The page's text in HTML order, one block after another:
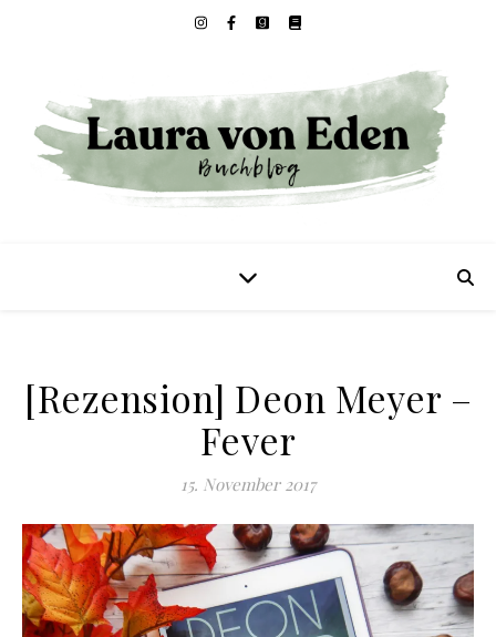
[Rezension] Deon Meyer –
Fever
15. November 2017